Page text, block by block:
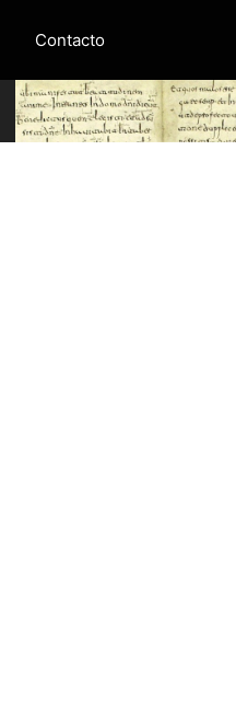
Contacto